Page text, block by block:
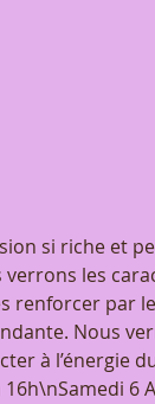
si riche et
les
renforcer par
Nous
à l’énergie
6